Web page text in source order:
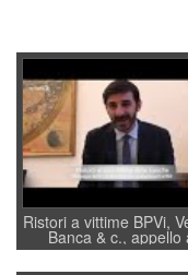
Ristori a vittime BPVi,
Banca & c., appello
sottosegretario
Villarosa: per mettere